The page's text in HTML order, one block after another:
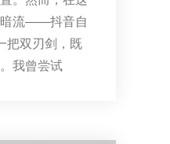
暗流——抖音自
把双刃剑，既
我曾尝试